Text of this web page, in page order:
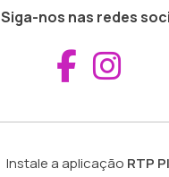
Siga-nos nas redes
Instale a aplicação RTP